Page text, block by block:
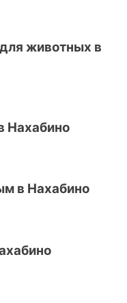
животных в
Нахабино
в Нахабино